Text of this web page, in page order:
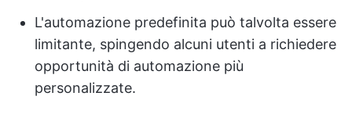
L'automazione predefinita può talvolta essere
limitante, spingendo alcuni utenti a richiedere
opportunità di automazione più
personalizzate.